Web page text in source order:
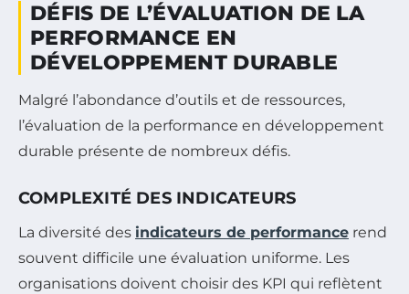
DÉFIS DE L’ÉVALUATION DE LA
PERFORMANCE EN
DÉVELOPPEMENT DURABLE
Malgré l’abondance d’outils et de ressources,
l’évaluation de la performance en développement
durable présente de nombreux défis.
COMPLEXITÉ DES INDICATEURS
La diversité des indicateurs de performance rend
souvent difficile une évaluation uniforme. Les
organisations doivent choisir des KPI qui reflètent